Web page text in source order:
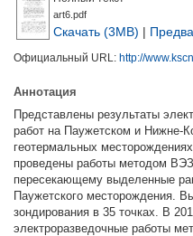
art6.pdf
Скачать (3MB) |
Официальный URL: http://
Аннотация
Представлены результаты
работ на Паужетском и Нижне-
геотермальных
проведены работы методом
пересекающему выделенные
Паужетского месторождения.
зондирования в 35 точках. В
электроразведочные работы